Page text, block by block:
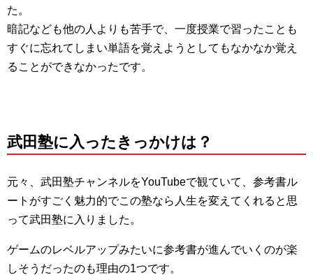
た。
暗記なども他の人よりも苦手で、一度授業で習ったことも
すぐに忘れてしまい単語を覚えようとしてもなかなか覚え
ることができなかったです。
武田塾に入ったきっかけは？
元々、武田塾チャンネルをYouTubeで観ていて、参考書ル
ートがすごく魅力的でこの塾なら人生を変えてくれると思
って武田塾に入りました。
ゲームのレベルアップみたいに参考書が進んでいくのが楽
しそうだったのも理由の1つです。